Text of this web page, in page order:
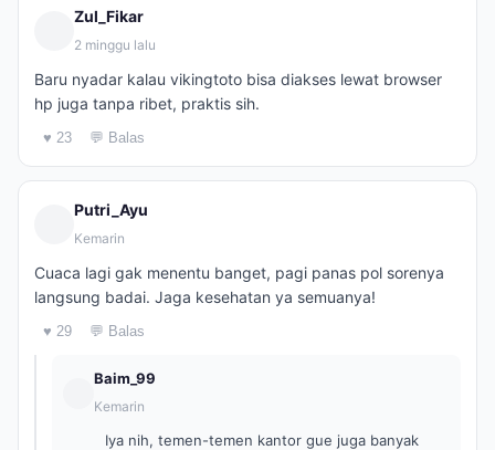
Zul_Fikar
2 minggu lalu
Baru nyadar kalau vikingtoto bisa diakses lewat browser
hp juga tanpa ribet, praktis sih.
♥ 23 💬 Balas
Putri_Ayu
Kemarin
Cuaca lagi gak menentu banget, pagi panas pol sorenya
langsung badai. Jaga kesehatan ya semuanya!
♥ 29 💬 Balas
Baim_99
Kemarin
Iya nih, temen-temen kantor gue juga banyak